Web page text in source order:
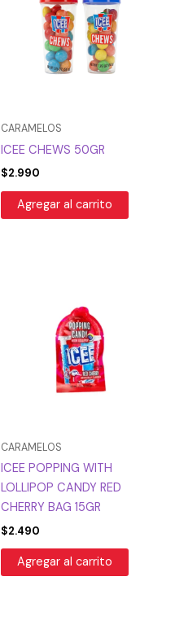
CARAMELOS
ICEE CHEWS 50GR
$2.990
Agregar al carrito
CARAMELOS
ICEE POPPING WITH
LOLLIPOP CANDY RED
CHERRY BAG 15GR
$2.490
Agregar al carrito